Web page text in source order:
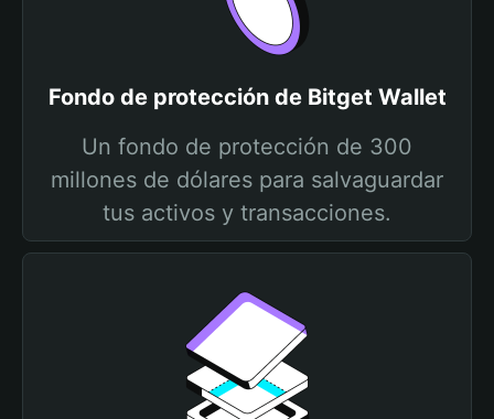
Fondo de protección de Bitget Wallet
Un fondo de protección de 300
millones de dólares para salvaguardar
tus activos y transacciones.